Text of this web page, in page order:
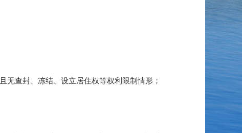
查封、冻结、设立居住权等权利限制情形；